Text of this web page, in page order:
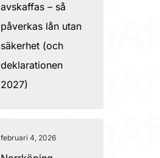
avskaffas – så
påverkas lån utan
säkerhet (och
deklarationen
2027)
februari 4, 2026